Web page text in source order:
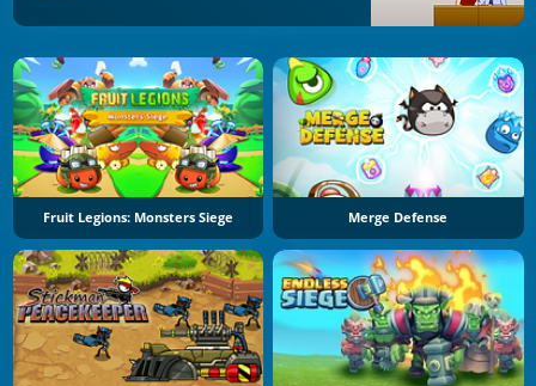
Fruit Legions: Monsters Siege Merge Defense